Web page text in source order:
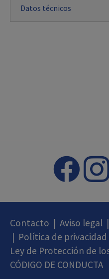
Datos técnicos
Contacto Aviso legal
Política de privacidad
Ley de Protección de
CÓDIGO DE CONDUCTA